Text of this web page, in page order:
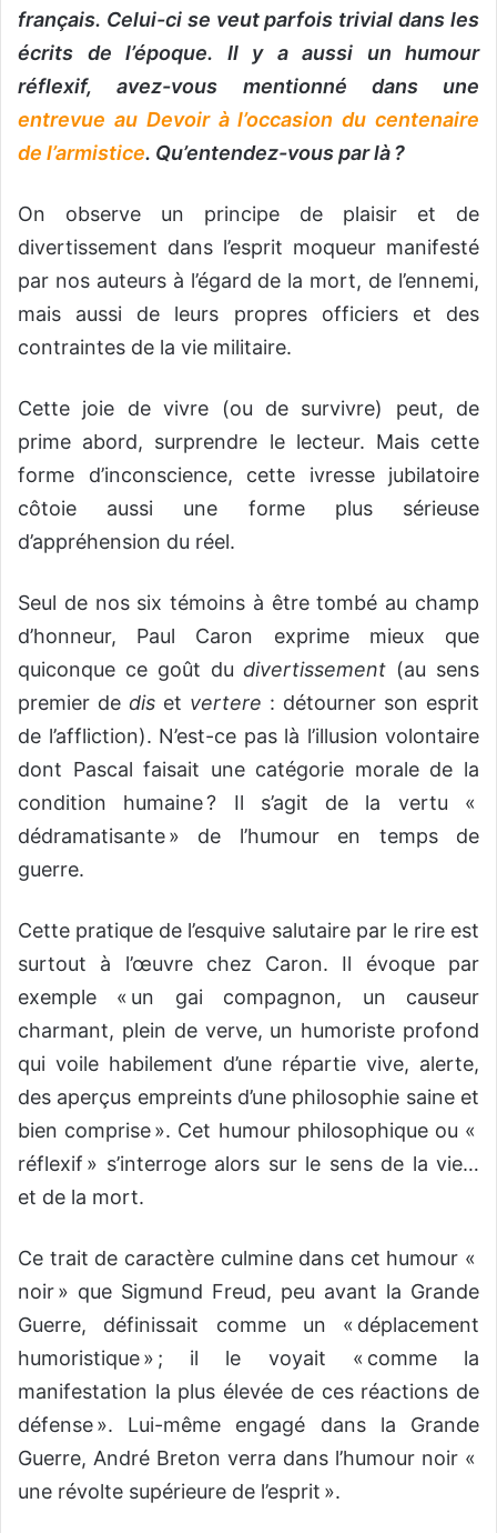
français. Celui-ci se veut parfois trivial dans les
écrits de l’époque. Il y a aussi un humour
réflexif, avez-vous mentionné dans une
entrevue au Devoir à l’occasion du centenaire
de l’armistice. Qu’entendez-vous par là ?
On observe un principe de plaisir et de
divertissement dans l’esprit moqueur manifesté
par nos auteurs à l’égard de la mort, de l’ennemi,
mais aussi de leurs propres officiers et des
contraintes de la vie militaire.
Cette joie de vivre (ou de survivre) peut, de
prime abord, surprendre le lecteur. Mais cette
forme d’inconscience, cette ivresse jubilatoire
côtoie aussi une forme plus sérieuse
d’appréhension du réel.
Seul de nos six témoins à être tombé au champ
d’honneur, Paul Caron exprime mieux que
quiconque ce goût dudivertissement (au sens
premier de dis et vertere : détourner son esprit
de l’affliction). N’est-ce pas là l’illusion volontaire
dont Pascal faisait une catégorie morale de la
condition humaine ? Il s’agit de la vertu «
dédramatisante » de l’humour en temps de
guerre.
Cette pratique de l’esquive salutaire par le rire est
surtout à l’œuvre chez Caron. Il évoque par
exemple « un gai compagnon, un causeur
charmant, plein de verve, un humoriste profond
qui voile habilement d’une répartie vive, alerte,
des aperçus empreints d’une philosophie saine et
bien comprise ». Cet humour philosophique ou «
réflexif » s’interroge alors sur le sens de la vie…
et de la mort.
Ce trait de caractère culmine dans cet humour «
noir » que Sigmund Freud, peu avant la Grande
Guerre, définissait comme un « déplacement
humoristique » ; il le voyait « comme la
manifestation la plus élevée de ces réactions de
défense ». Lui-même engagé dans la Grande
Guerre, André Breton verra dans l’humour noir «
une révolte supérieure de l’esprit ».